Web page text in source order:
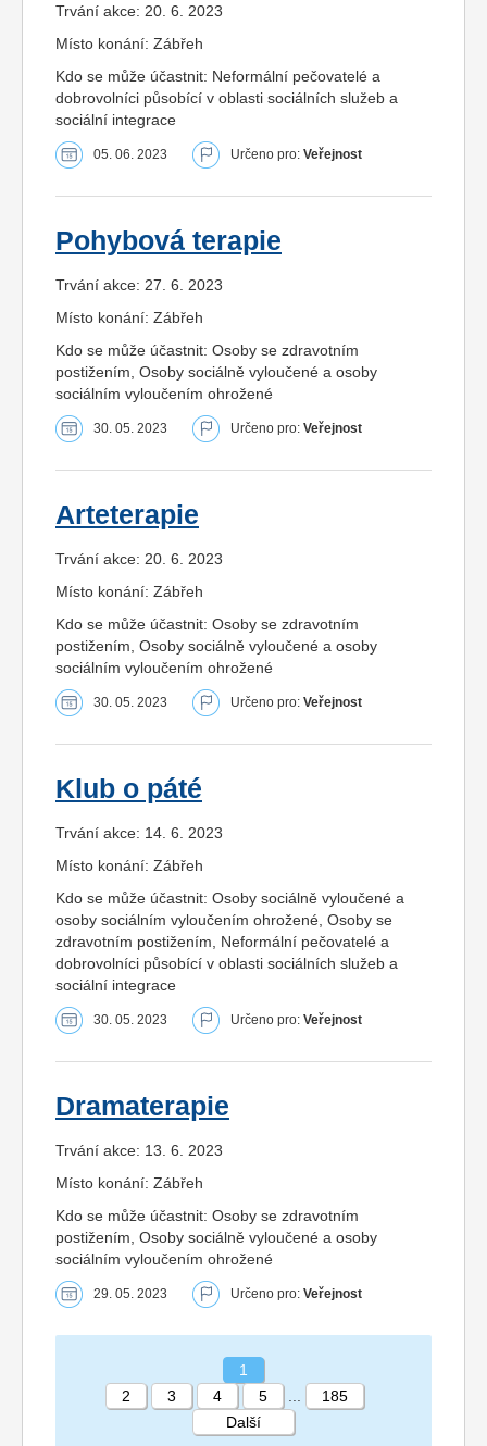
Trvání akce: 20. 6. 2023
Místo konání: Zábřeh
Kdo se může účastnit: Neformální pečovatelé a
dobrovolníci působící v oblasti sociálních služeb a
sociální integrace
05. 06. 2023 Určeno pro: Veřejnost
Pohybová terapie
Trvání akce: 27. 6. 2023
Místo konání: Zábřeh
Kdo se může účastnit: Osoby se zdravotním
postižením, Osoby sociálně vyloučené a osoby
sociálním vyloučením ohrožené
30. 05. 2023 Určeno pro: Veřejnost
Arteterapie
Trvání akce: 20. 6. 2023
Místo konání: Zábřeh
Kdo se může účastnit: Osoby se zdravotním
postižením, Osoby sociálně vyloučené a osoby
sociálním vyloučením ohrožené
30. 05. 2023 Určeno pro: Veřejnost
Klub o páté
Trvání akce: 14. 6. 2023
Místo konání: Zábřeh
Kdo se může účastnit: Osoby sociálně vyloučené a
osoby sociálním vyloučením ohrožené, Osoby se
zdravotním postižením, Neformální pečovatelé a
dobrovolníci působící v oblasti sociálních služeb a
sociální integrace
30. 05. 2023 Určeno pro: Veřejnost
Dramaterapie
Trvání akce: 13. 6. 2023
Místo konání: Zábřeh
Kdo se může účastnit: Osoby se zdravotním
postižením, Osoby sociálně vyloučené a osoby
sociálním vyloučením ohrožené
29. 05. 2023 Určeno pro: Veřejnost
1
2
3 4 5
185
Další